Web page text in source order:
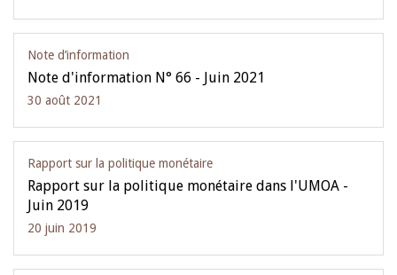
Note d’information
Note d'information N° 66 - Juin 2021
30 août 2021
Rapport sur la politique monétaire
Rapport sur la politique monétaire dans l'UMOA -
Juin 2019
20 juin 2019